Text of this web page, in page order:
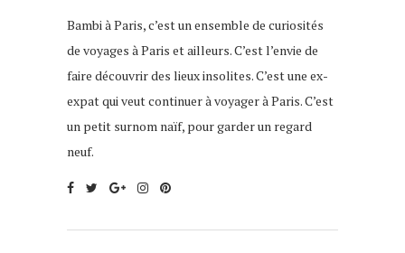
Bambi à Paris, c’est un ensemble de curiosités
de voyages à Paris et ailleurs. C’est l’envie de
faire découvrir des lieux insolites. C’est une ex-
expat qui veut continuer à voyager à Paris. C’est
un petit surnom naïf, pour garder un regard
neuf.